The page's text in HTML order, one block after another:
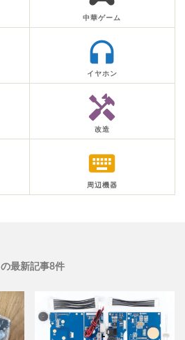
中華ゲーム
headphones
イヤホン
handyman
改造
keyboard
周辺機器
の最新記事8件